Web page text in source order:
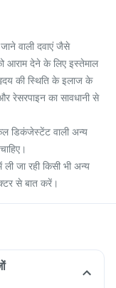
वाली दवाएं जैसे
को आराम देने के लिए इस्तेमाल
की स्थिति के इलाज के
रेसरपाइन का सावधानी से
डिकंजेस्टेंट वाली अन्य
जा रही किसी भी अन्य
से बात करें।